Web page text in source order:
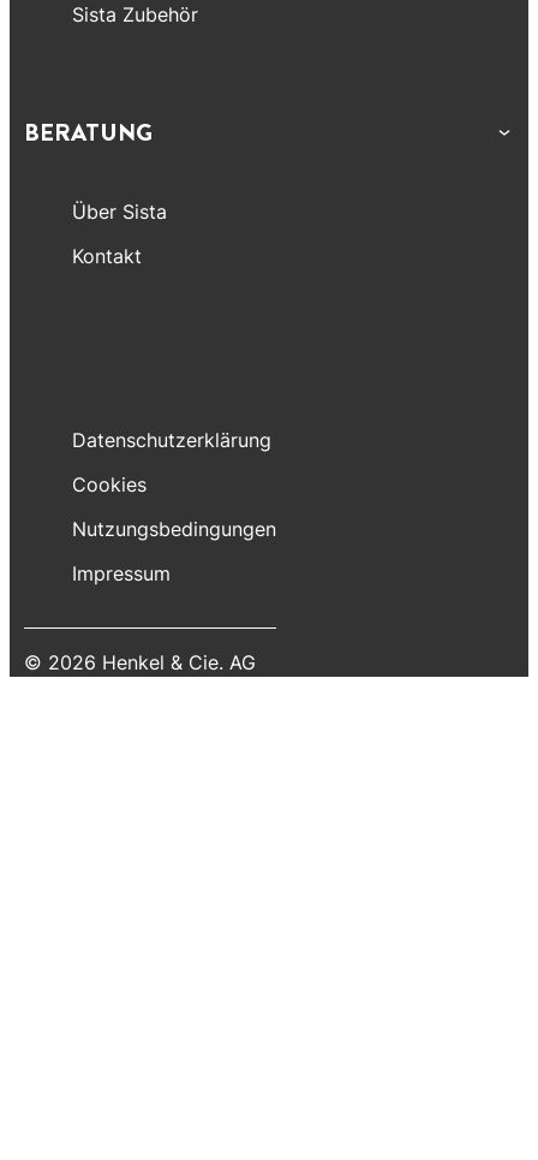
Sista Zubehör
BERATUNG
Über Sista
Kontakt
Datenschutzerklärung
Cookies
Nutzungsbedingungen
Impressum
© 2026 Henkel & Cie. AG